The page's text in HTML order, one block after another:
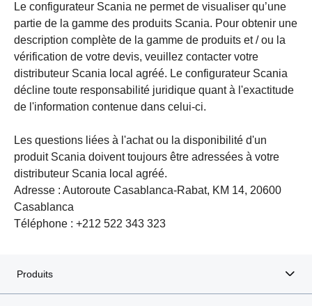
Le configurateur Scania ne permet de visualiser qu’une
partie de la gamme des produits Scania. Pour obtenir une
description complète de la gamme de produits et / ou la
vérification de votre devis, veuillez contacter votre
distributeur Scania local agréé. Le configurateur Scania
décline toute responsabilité juridique quant à l'exactitude
de l'information contenue dans celui-ci.
Les questions liées à l'achat ou la disponibilité d'un
produit Scania doivent toujours être adressées à votre
distributeur Scania local agréé.
Adresse : Autoroute Casablanca-Rabat, KM 14, 20600
Casablanca
Téléphone : +212 522 343 323
Produits